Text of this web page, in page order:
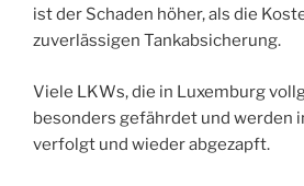
ist der Schaden höher, als die
zuverlässigen Tankabsicherung.
Viele LKWs, die in Luxemburg
besonders gefährdet und werden
verfolgt und wieder abgezapft.